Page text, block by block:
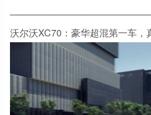
沃尔沃XC70：豪华超混第一车，